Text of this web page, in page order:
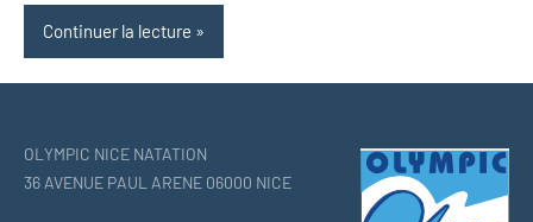
Continuer la lecture
OLYMPIC NICE NATATION
36 AVENUE PAUL ARENE 06000 NICE